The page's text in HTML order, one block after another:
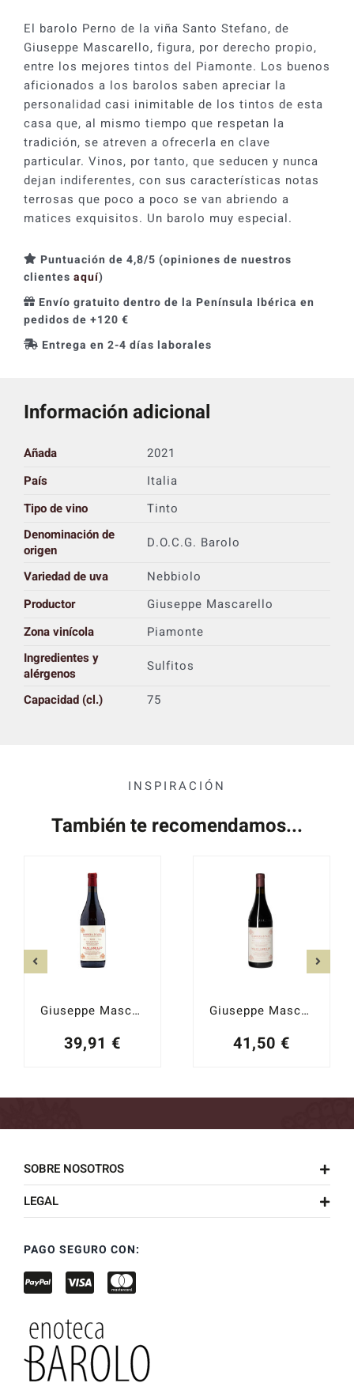
Perno
Vigna
Santo
Stefano
2021
cantidad
El barolo Perno de la viña Santo Stefano, de
Giuseppe Mascarello, figura, por derecho propio,
entre los mejores tintos del Piamonte. Los buenos
aficionados a los barolos saben apreciar la
personalidad casi inimitable de los tintos de esta
casa que, al mismo tiempo que respetan la
tradición, se atreven a ofrecerla en clave
particular. Vinos, por tanto, que seducen y nunca
dejan indiferentes, con sus características notas
terrosas que poco a poco se van abriendo a
matices exquisitos. Un barolo muy especial.
Puntuación de 4,8/5 (opiniones de nuestros
clientes aquí)
Envío gratuito dentro de la Península Ibérica en
pedidos de +120 €
Entrega en 2-4 días laborales
Información adicional
Añada
2021
País
Italia
Tipo de vino
Tinto
Denominación de
origen
D.O.C.G. Barolo
Variedad de uva
Nebbiolo
Productor
Giuseppe Mascarello
Zona vinícola
Piamonte
Ingredientes y
alérgenos
Sulfitos
Capacidad (cl.)
75
INSPIRACIÓN
También te recomendamos...
Giuseppe Mascarello Barbera d´Alba Scudetto 2021
39,91 €
Giuseppe Mascarello Barbera d´Alba Vigna Santo Stefano 2020
41,50 €
SOBRE NOSOTROS
LEGAL
PAGO SEGURO CON: